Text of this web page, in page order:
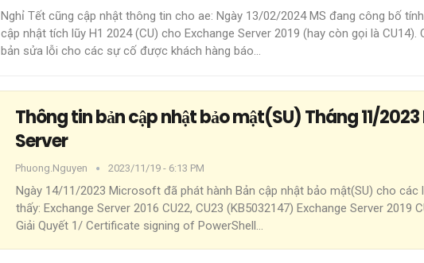
Nghỉ Tết cũng cập nhật thông tin cho ae: Ngày 13/02/2024 MS đang công bố
cập nhật tích lũy H1 2024 (CU) cho Exchange Server 2019 (hay còn gọi là CU14).
bản sửa lỗi cho các sự cố được khách hàng báo…
Thông tin bản cập nhật bảo mật(SU) Tháng 11/
Server
Phuong.nguyen 2023/11/19 - 6:13 PM
Ngày 14/11/2023 Microsoft đã phát hành Bản cập nhật bảo mật(SU) cho
thấy: Exchange Server 2016 CU22, CU23 (KB5032147) Exchange Server 2019
Giải Quyết 1/ Certificate signing of PowerShell…